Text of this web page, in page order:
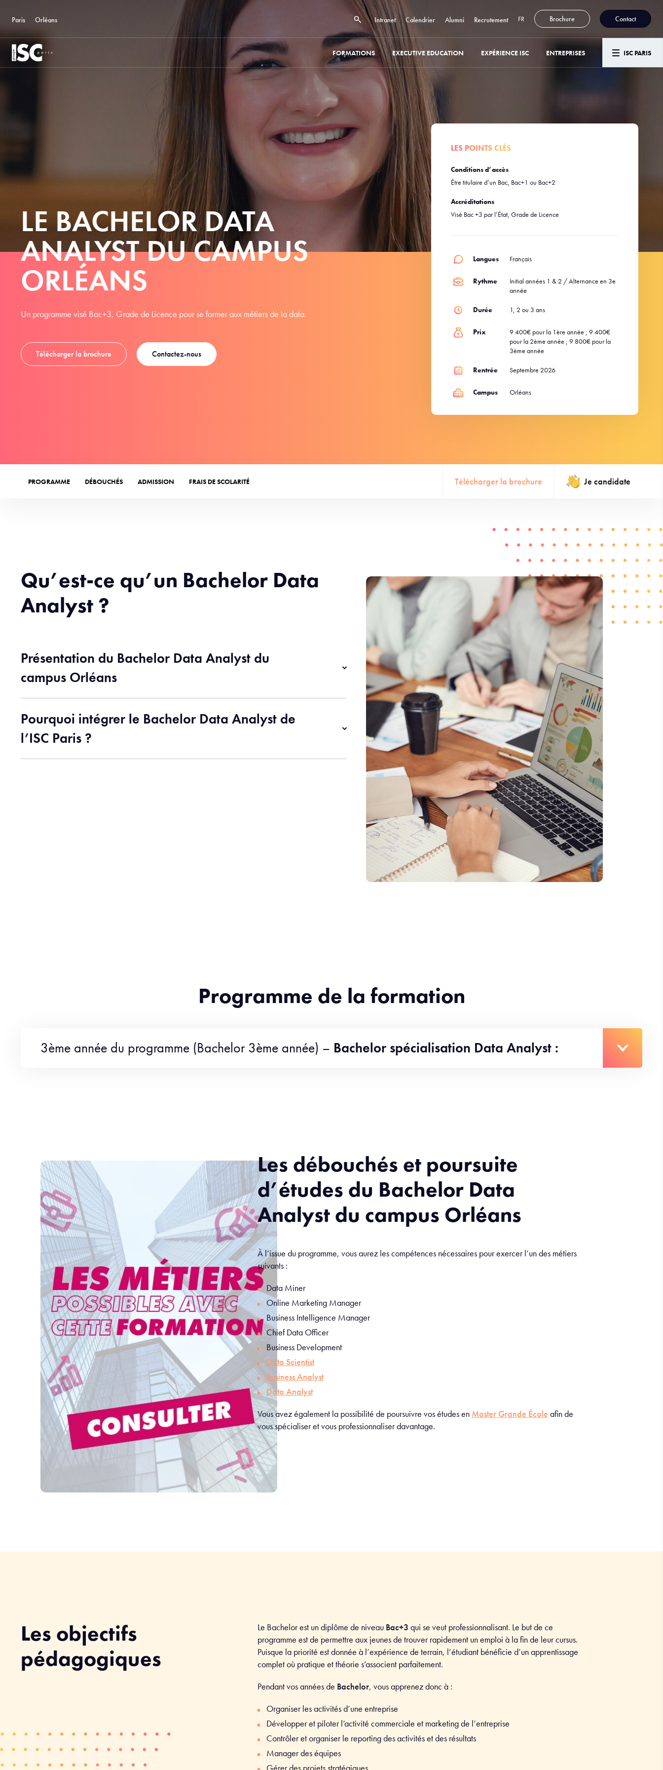
Paris Orléans Intranet Calendrier Alumni Recrutement FR Brochure Contact
FORMATIONS EXECUTIVE EDUCATION EXPÉRIENCE ISC ENTREPRISES ISC PARIS
LE BACHELOR DATA
ANALYST DU CAMPUS
ORLÉANS
Un programme visé Bac+3, Grade de Licence pour se former aux métiers de la data.
Télécharger la brochure Contactez-nous
LES POINTS CLÉS
Conditions d’accès
Être titulaire d’un Bac, Bac+1 ou Bac+2
Accréditations
Visé Bac +3 par l’État, Grade de Licence
Langues Français
Rythme
Initial années 1 & 2 / Alternance en 3e
année
Durée 1, 2 ou 3 ans
Prix
9 400€ pour la 1ère année ; 9 400€
pour la 2ème année ; 9 800€ pour la
3ème année
Rentrée Septembre 2026
Campus Orléans
PROGRAMME DÉBOUCHÉS ADMISSION FRAIS DE SCOLARITÉ Télécharger la brochure Je candidate
Qu’est-ce qu’un Bachelor Data
Analyst ?
Présentation du Bachelor Data Analyst du
campus Orléans
Pourquoi intégrer le Bachelor Data Analyst de
l’ISC Paris ?
Programme de la formation
3ème année du programme (Bachelor 3ème année) – Bachelor spécialisation Data Analyst :
Les débouchés et poursuite
d’études du Bachelor Data
Analyst du campus Orléans
À l’issue du programme, vous aurez les compétences nécessaires pour exercer l’un des métiers
suivants :
Data Miner
Online Marketing Manager
Business Intelligence Manager
Chief Data Officer
Business Development
Data Scientist
Business Analyst
Data Analyst
Vous avez également la possibilité de poursuivre vos études en Master Grande École afin de
vous spécialiser et vous professionnaliser davantage.
Les objectifs
pédagogiques
Le Bachelor est un diplôme de niveau Bac+3 qui se veut professionnalisant. Le but de ce
programme est de permettre aux jeunes de trouver rapidement un emploi à la fin de leur cursus.
Puisque la priorité est donnée à l’expérience de terrain, l’étudiant bénéficie d’un apprentissage
complet où pratique et théorie s’associent parfaitement.
Pendant vos années de Bachelor, vous apprenez donc à :
Organiser les activités d’une entreprise
Développer et piloter l’activité commerciale et marketing de l’entreprise
Contrôler et organiser le reporting des activités et des résultats
Manager des équipes